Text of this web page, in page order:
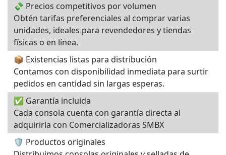
💸 Precios competitivos por volumen
Obtén tarifas preferenciales al comprar varias
unidades, ideales para revendedores y tiendas
físicas o en línea.
📦 Existencias listas para distribución
Contamos con disponibilidad inmediata para surtir
pedidos en cantidad sin largas esperas.
✅ Garantía incluida
Cada consola cuenta con garantía directa al
adquirirla con Comercializadoras SMBX
🛡️ Productos originales